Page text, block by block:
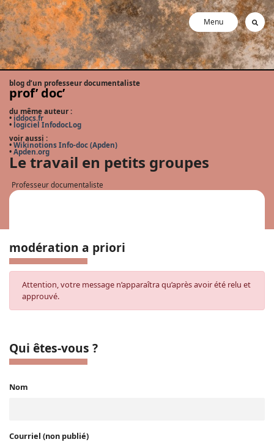
Menu
blog d’un professeur documentaliste
prof’ doc’
du même auteur :
• iddocs.fr
• logiciel InfodocLog
voir aussi :
• Wikinotions Info-doc (Apden)
• Apden.org
Le travail en petits groupes
Professeur documentaliste
modération a priori
Attention, votre message n’apparaîtra qu’après avoir été relu et
approuvé.
Qui êtes-vous ?
Nom
Courriel (non publié)